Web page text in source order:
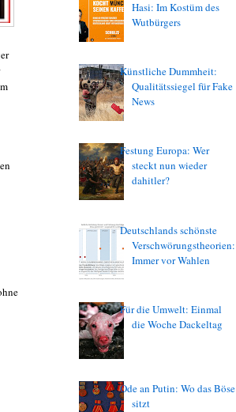
Hasi: Im Kostüm des
Wutbürgers
Künstliche Dummheit:
Qualitätssiegel für Fake
News
Festung Europa: Wer
steckt nun wieder
dahitler?
Deutschlands schönste
Verschwörungstheorien:
Immer vor Wahlen
Für die Umwelt: Einmal
die Woche Dackeltag
Ode an Putin: Wo das Böse
sitzt